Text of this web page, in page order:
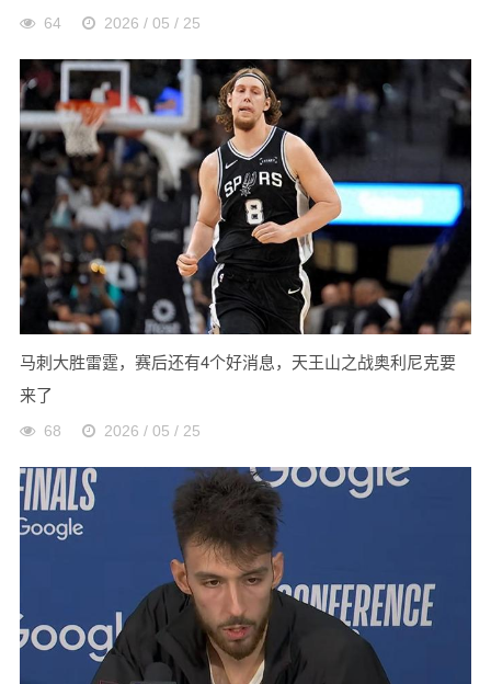
64 2026 / 05 / 25
马刺大胜雷霆，赛后还有4个好消息，天王山之战奥利尼克要
来了
68 2026 / 05 / 25